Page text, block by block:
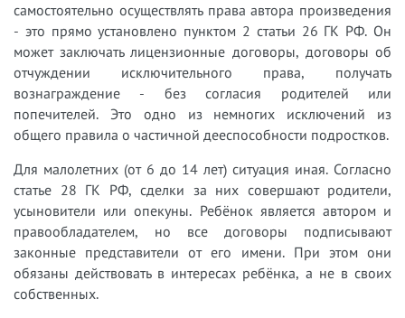
самостоятельно осуществлять права автора произведения
- это прямо установлено пунктом 2 статьи 26 ГК РФ. Он
может заключать лицензионные договоры, договоры об
отчуждении исключительного права, получать
вознаграждение - без согласия родителей или
попечителей. Это одно из немногих исключений из
общего правила о частичной дееспособности подростков.
Для малолетних (от 6 до 14 лет) ситуация иная. Согласно
статье 28 ГК РФ, сделки за них совершают родители,
усыновители или опекуны. Ребёнок является автором и
правообладателем, но все договоры подписывают
законные представители от его имени. При этом они
обязаны действовать в интересах ребёнка, а не в своих
собственных.